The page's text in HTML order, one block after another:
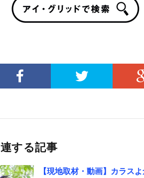
関連する記事
【現地取材・動画】カラス